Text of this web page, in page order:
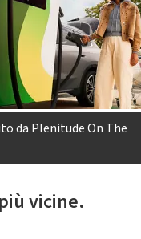
da Plenitude On The
vicine.